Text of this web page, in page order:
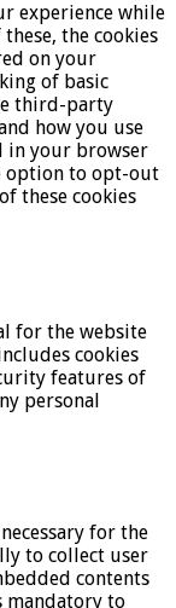
experience while
the cookies
on your
of basic
third-party
how you use
in your browser
option to opt-out
these cookies
for the website
cookies
features of
personal
for the
to collect user
contents
mandatory to